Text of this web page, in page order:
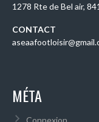
1278 Rte de Bel air,
CONTACT
MÉTA
Connexion